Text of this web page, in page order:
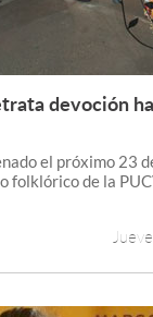
devoción
el próximo 23
folklórico de la